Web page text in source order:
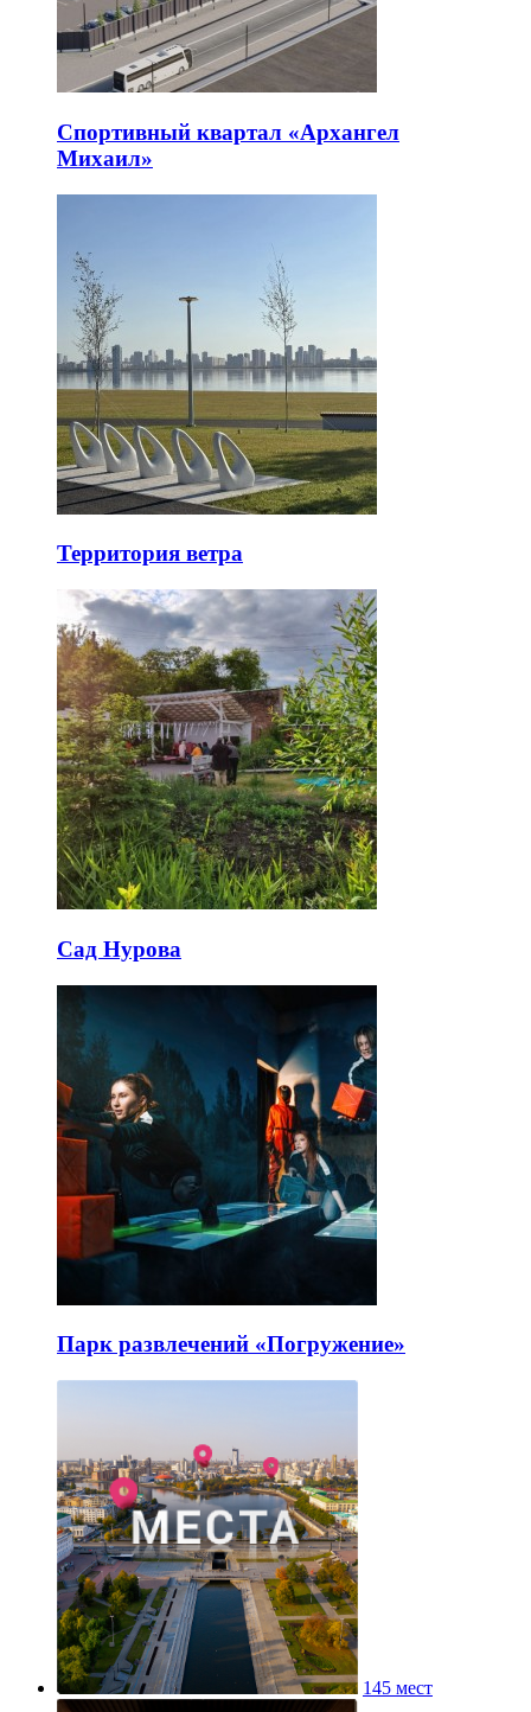
Спортивный квартал «Архангел
Михаил»
Территория ветра
Сад Нурова
Парк развлечений «Погружение»
145 мест